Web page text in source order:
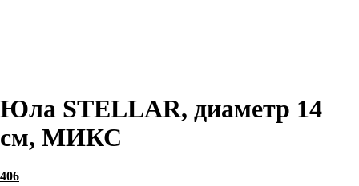
Юла STELLAR, диаметр 14
см, МИКС
406